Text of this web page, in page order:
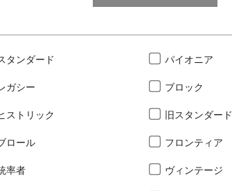
タンダード パイオニア
ガシー ブロック
ストリック 旧スタンダード
ロール フロンティア
率者 ヴィンテージ